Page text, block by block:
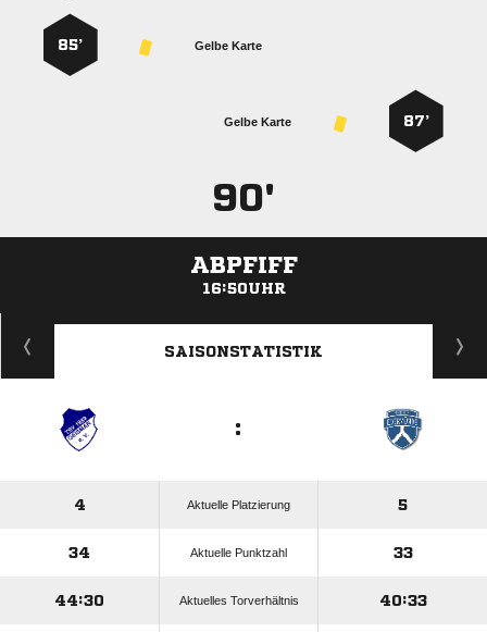
Gelbe Karte
85’
87’
Gelbe Karte
90'
ABPFIFF
16:50UHR
ANZEIGE
SAISONSTATISTIK
:
4 Aktuelle Platzierung 5
34 Aktuelle Punktzahl 33
44:30 Aktuelles Torverhältnis 40:33